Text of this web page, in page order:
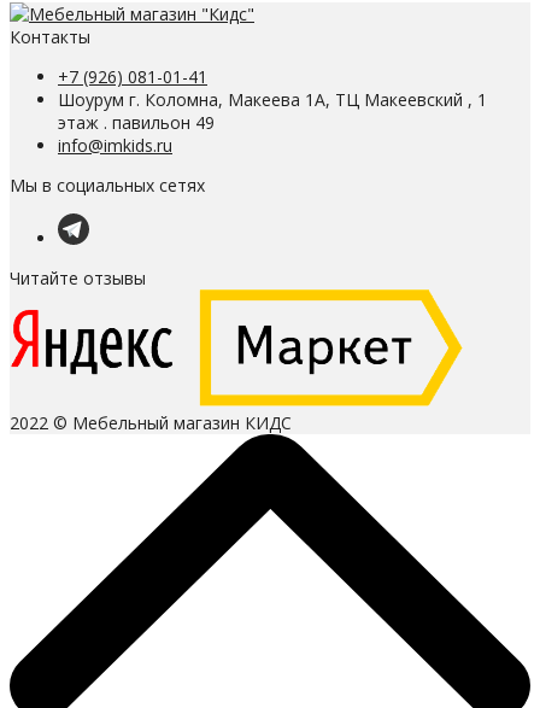
Контакты
+7 (926) 081-01-41
Шоурум г. Коломна, Макеева 1А, ТЦ Макеевский , 1
этаж . павильон 49
info@imkids.ru
Мы в социальных сетях
Читайте отзывы
2022 © Мебельный магазин КИДС